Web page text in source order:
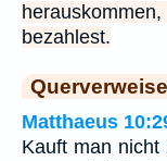
bezahlest.
Querverweise
Matthaeus
Kauft man nicht